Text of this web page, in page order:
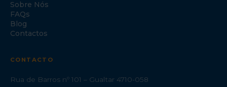
Sobre Nós
FAQs
Blog
Contactos
CONTACTO
Rua de Barros nº 101 – Gualtar 4710-058